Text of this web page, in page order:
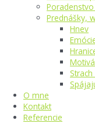
Prednášky,
Hnev
O mne
Kontakt
Referencie